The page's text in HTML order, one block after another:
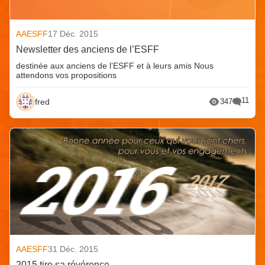
AAESFF17 Déc. 2015
Newsletter des anciens de l’ESFF
destinée aux anciens de l’ESFF et à leurs amis Nous
attendons vos propositions
fred 347 11
AAESFF31 Déc. 2015